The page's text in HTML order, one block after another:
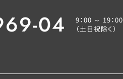
04
9：00 ～ 19：00
（土日祝除く）